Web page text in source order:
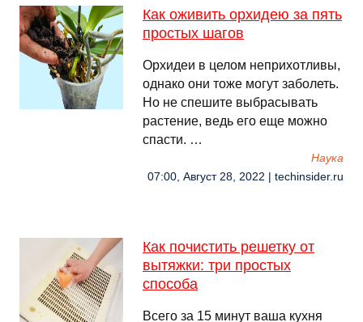
Как оживить орхидею за пять
простых шагов
Орхидеи в целом неприхотливы,
однако они тоже могут заболеть.
Но не спешите выбрасывать
растение, ведь его еще можно
спасти. …
Наука
07:00, Август 28, 2022 | techinsider.ru
Как почистить решетку от
вытяжки: три простых
способа
Всего за 15 минут ваша кухня